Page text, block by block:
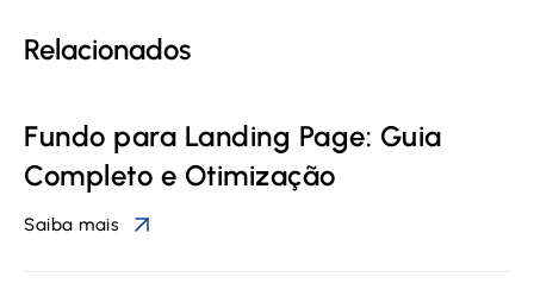
Relacionados
Fundo para Landing Page: Guia
Completo e Otimização
Saiba mais